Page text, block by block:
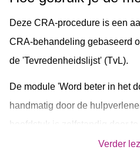
Martin Reddemann (Novadic
cliënten/ervaringsdeskundigen.
Deze CRA-procedure is een
CRA-behandeling gebaseerd
de 'Tevredenheidslijst' (TvL).
De module 'Word beter in het
handmatig door de
hoofdstuk is zelfstandig door te
tweede hoofdstuk dient ter
Verder